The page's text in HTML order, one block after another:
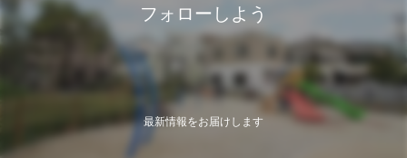
フォローしよう
最新情報をお届けします